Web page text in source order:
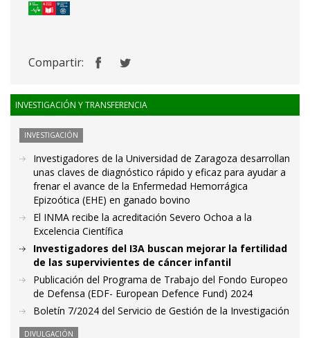
Compartir:
INVESTIGACIÓN Y TRANSFERENCIA
INVESTIGACIÓN
Investigadores de la Universidad de Zaragoza desarrollan
unas claves de diagnóstico rápido y eficaz para ayudar a
frenar el avance de la Enfermedad Hemorrágica
Epizoótica (EHE) en ganado bovino
El INMA recibe la acreditación Severo Ochoa a la
Excelencia Científica
Investigadores del I3A buscan mejorar la fertilidad
de las supervivientes de cáncer infantil
Publicación del Programa de Trabajo del Fondo Europeo
de Defensa (EDF- European Defence Fund) 2024
Boletín 7/2024 del Servicio de Gestión de la Investigación
DIVULGACIÓN